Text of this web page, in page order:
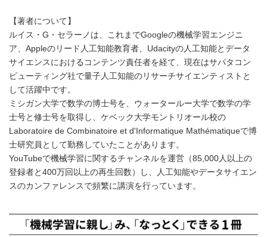
【著者について】
ルイス・G・セラーノは、これまでGoogleの機械学習エンジニ
ア、Appleのリード人工知能教育者、Udacityの人工知能とデータ
サイエンスにおけるコンテンツ責任者を経て、現在はサパタコン
ピューティング社で量子人工知能のリサーチサイエンティストと
して活躍中です。
ミシガン大学で数学の博士号を、ウォータールー大学で数学の学
士号と修士号を取得し、ケベック大学モントリオール校の
Laboratoire de Combinatoire et d'Informatique Mathématiqueで博
士研究員として勤務していたことがあります。
YouTubeで機械学習に関するチャンネルを運営（85,000人以上の
登録者と400万回以上の再生回数）し、人工知能やデータサイエン
スのカンファレンスで頻繁に講演を行っています。